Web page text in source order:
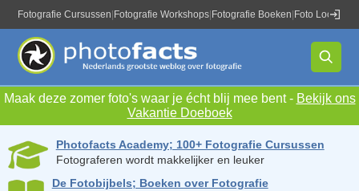
Fotografie Cursussen Fotografie Workshops Fotografie Boeken Foto Locaties
Maak deze zomer foto's waar je écht blij mee bent - Bekijk ons
Vakantie Doeboek
Photofacts Academy; 100+ Fotografie Cursussen
Fotograferen wordt makkelijker en leuker
De Fotobijbels; Boeken over Fotografie